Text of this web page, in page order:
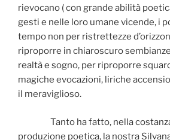
rievocano ( con grande abilità
gesti e nelle loro umane vicende, i
tempo non per ristrettezze
riproporre in chiaroscuro
realtà e sogno, per riproporre
magiche evocazioni, liriche
il meraviglioso.
Tanto ha fatto, nella costanza
produzione poetica, la nostra